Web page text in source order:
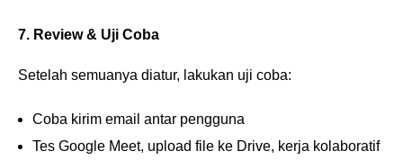
7. Review & Uji Coba
Setelah semuanya diatur, lakukan uji coba:
Coba kirim email antar pengguna
Tes Google Meet, upload file ke Drive, kerja kolaboratif